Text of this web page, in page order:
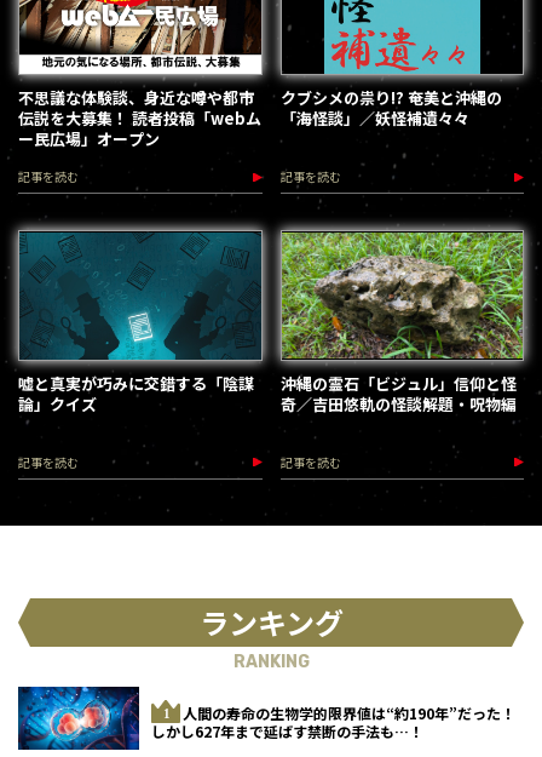
不思議な体験談、身近な噂や都市
伝説を大募集！ 読者投稿「webム
ー民広場」オープン
記事を読む
クブシメの祟り!? 奄美と沖縄の
「海怪談」／妖怪補遺々々
記事を読む
嘘と真実が巧みに交錯する「陰謀
論」クイズ
記事を読む
沖縄の霊石「ビジュル」信仰と怪
奇／吉田悠軌の怪談解題・呪物編
記事を読む
ランキング
RANKING
人間の寿命の生物学的限界値は“約190年”だった！
しかし627年まで延ばす禁断の手法も…！